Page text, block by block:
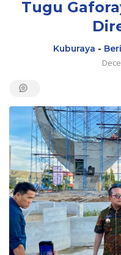
Tugu
Kuburaya -